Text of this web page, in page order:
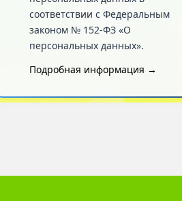
соответствии с Федеральным
законом № 152-ФЗ «О
персональных данных».
Подробная информация →